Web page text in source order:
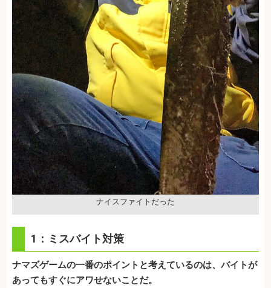
ナイスファイトだった
1：ミスバイト対策
ナマズゲームの一番のポイントと考えているのは、バイトが
あってもすぐにアワせないことだ。